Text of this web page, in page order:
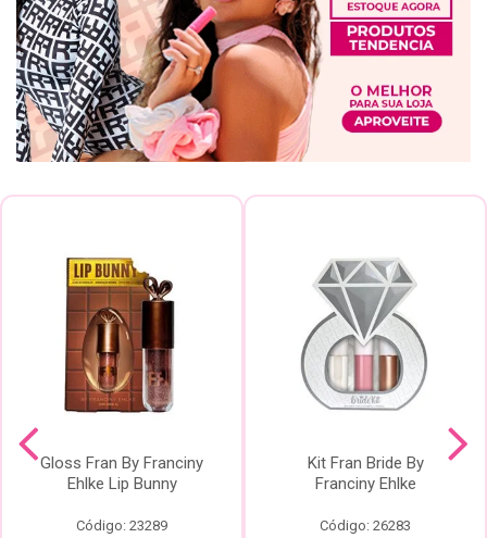
Gloss Fran By Franciny
Ehlke Lip Bunny
Código: 23289
Kit Fran Bride By
Franciny Ehlke
Código: 26283